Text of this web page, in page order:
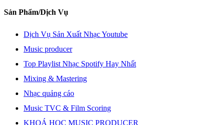
Sản Phẩm/Dịch Vụ
Dịch Vụ Sản Xuất Nhạc Youtube
Music producer
Top Playlist Nhạc Spotify Hay Nhất
Mixing & Mastering
Nhạc quảng cáo
Music TVC & Film Scoring
KHOÁ HỌC MUSIC PRODUCER